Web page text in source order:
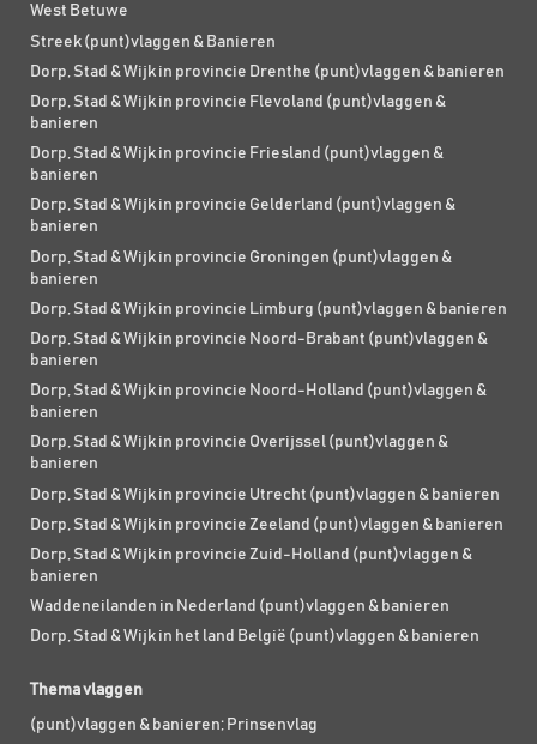
West Betuwe
Streek (punt)vlaggen & Banieren
Dorp, Stad & Wijk in provincie Drenthe (punt)vlaggen & banieren
Dorp, Stad & Wijk in provincie Flevoland (punt)vlaggen &
banieren
Dorp, Stad & Wijk in provincie Friesland (punt)vlaggen &
banieren
Dorp, Stad & Wijk in provincie Gelderland (punt)vlaggen &
banieren
Dorp, Stad & Wijk in provincie Groningen (punt)vlaggen &
banieren
Dorp, Stad & Wijk in provincie Limburg (punt)vlaggen & banieren
Dorp, Stad & Wijk in provincie Noord-Brabant (punt)vlaggen &
banieren
Dorp, Stad & Wijk in provincie Noord-Holland (punt)vlaggen &
banieren
Dorp, Stad & Wijk in provincie Overijssel (punt)vlaggen &
banieren
Dorp, Stad & Wijk in provincie Utrecht (punt)vlaggen & banieren
Dorp, Stad & Wijk in provincie Zeeland (punt)vlaggen & banieren
Dorp, Stad & Wijk in provincie Zuid-Holland (punt)vlaggen &
banieren
Waddeneilanden in Nederland (punt)vlaggen & banieren
Dorp, Stad & Wijk in het land België (punt)vlaggen & banieren
Thema vlaggen
(punt)vlaggen & banieren; Prinsenvlag